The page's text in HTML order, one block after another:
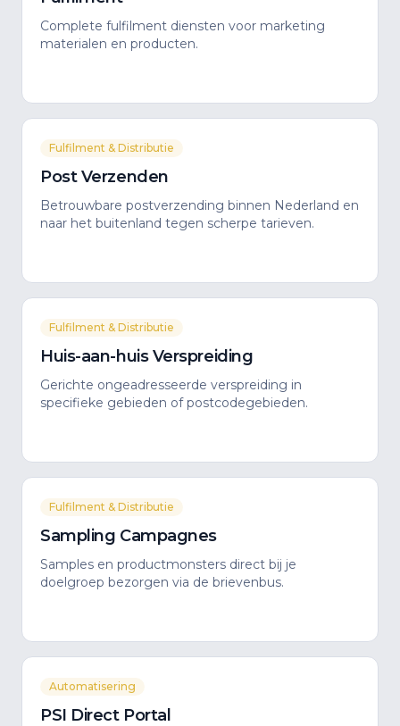
Complete fulfilment diensten voor marketing
materialen en producten.
Fulfilment & Distributie
Post Verzenden
Betrouwbare postverzending binnen Nederland en
naar het buitenland tegen scherpe tarieven.
Fulfilment & Distributie
Huis-aan-huis Verspreiding
Gerichte ongeadresseerde verspreiding in
specifieke gebieden of postcodegebieden.
Fulfilment & Distributie
Sampling Campagnes
Samples en productmonsters direct bij je
doelgroep bezorgen via de brievenbus.
Automatisering
PSI Direct Portal